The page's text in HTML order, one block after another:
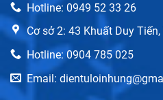
Hotline: 0949 52 33 26
Cơ sở 2: 43 Khuất Duy
Hotline: 0904 785 025
Email: